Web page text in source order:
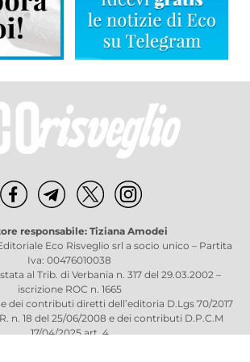
responsabile: Tiziana Amodei
Eco Risveglio srl a socio unico – Partita
Iva: 00476010038
al Trib. di Verbania n. 317 del 29.03.2002 –
iscrizione ROC n. 1665
dei contributi diretti dell’editoria D.Lgs 70/2017
n. 18 del 25/06/2008 e dei contributi D.P.C.M
17/04/2025 art. 4